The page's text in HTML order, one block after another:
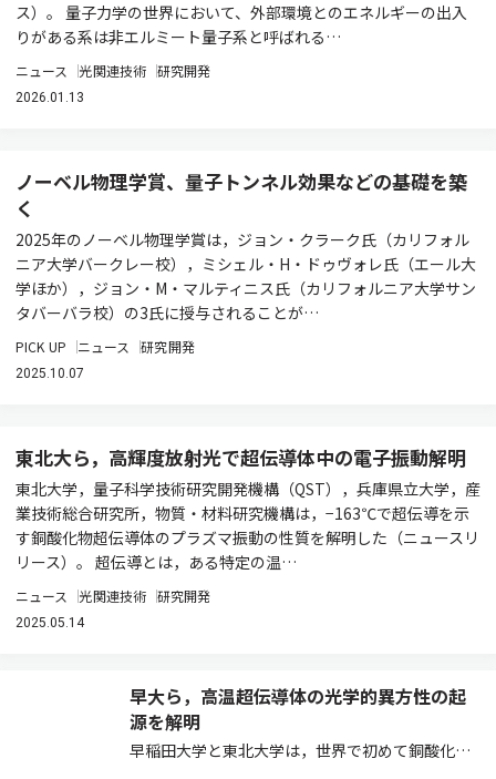
ス）。 量⼦⼒学の世界において、外部環境とのエネルギーの出⼊
りがある系は⾮エルミート量⼦系と呼ばれる…
ニュース 光関連技術 研究開発
2026.01.13
ノーベル物理学賞、量子トンネル効果などの基礎を築
く
2025年のノーベル物理学賞は，ジョン・クラーク氏（カリフォル
ニア大学バークレー校），ミシェル・H・ドゥヴォレ氏（エール大
学ほか），ジョン・M・マルティニス氏（カリフォルニア大学サン
タバーバラ校）の3氏に授与されることが…
PICK UP ニュース 研究開発
2025.10.07
東北大ら，高輝度放射光で超伝導体中の電子振動解明
東北大学，量子科学技術研究開発機構（QST），兵庫県立大学，産
業技術総合研究所，物質・材料研究機構は，−163℃で超伝導を示
す銅酸化物超伝導体のプラズマ振動の性質を解明した（ニュースリ
リース）。 超伝導とは，ある特定の温…
ニュース 光関連技術 研究開発
2025.05.14
早大ら，高温超伝導体の光学的異方性の起
源を解明
早稲田大学と東北大学は，世界で初めて銅酸化物